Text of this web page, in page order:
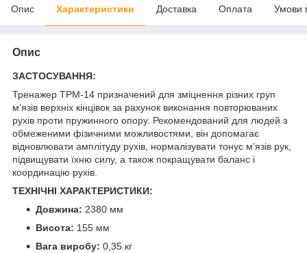
Опис Характеристики Доставка Оплата Умови
Опис
ЗАСТОСУВАННЯ:
Тренажер ТРМ-14 призначений для зміцнення різних груп
м’язів верхніх кінцівок за рахунок виконання повторюваних
рухів проти пружинного опору. Рекомендований для людей з
обмеженими фізичними можливостями, він допомагає
відновлювати амплітуду рухів, нормалізувати тонус м’язів рук,
підвищувати їхню силу, а також покращувати баланс і
координацію рухів.
ТЕХНІЧНІ ХАРАКТЕРИСТИКИ:
Довжина: 2380 мм
Висота: 155 мм
Вага виробу: 0,35 кг